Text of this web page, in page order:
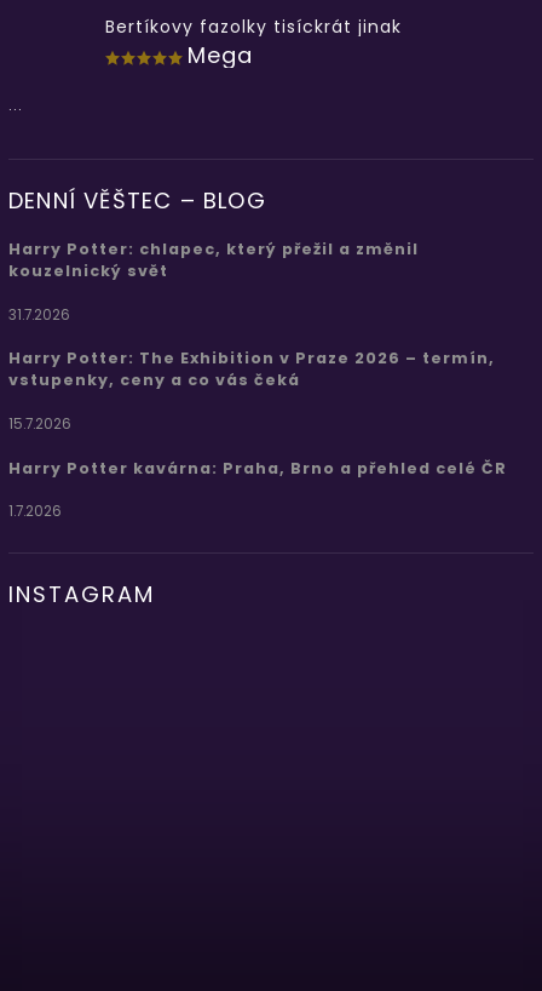
Bertíkovy fazolky tisíckrát jinak
Mega
...
DENNÍ VĚŠTEC – BLOG
Harry Potter: chlapec, který přežil a změnil
kouzelnický svět
31.7.2026
Harry Potter: The Exhibition v Praze 2026 – termín,
vstupenky, ceny a co vás čeká
15.7.2026
Harry Potter kavárna: Praha, Brno a přehled celé ČR
1.7.2026
INSTAGRAM